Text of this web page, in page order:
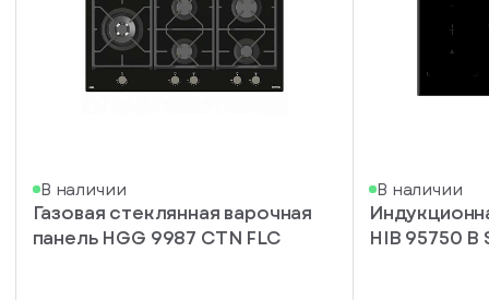
В наличии
Газовая стеклянная варочная
панель HGG 9987 CTN FLC
В наличии
HIB 95750 B